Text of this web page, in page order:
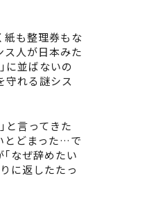
紙も整理券もな
人が日本みた
に並ばないの
守れる謎シス
と言ってきた
とどまった…で
｢なぜ辞めたい
に返したたっ